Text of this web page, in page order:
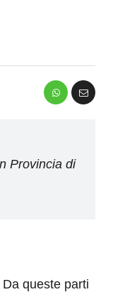
Provincia di
queste parti